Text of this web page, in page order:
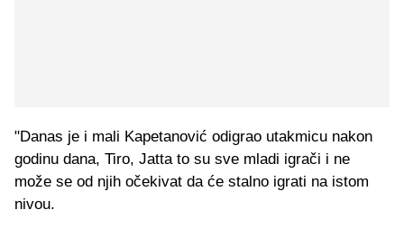
"Danas je i mali Kapetanović odigrao utakmicu nakon
godinu dana, Tiro, Jatta to su sve mladi igrači i ne
može se od njih očekivat da će stalno igrati na istom
nivou.